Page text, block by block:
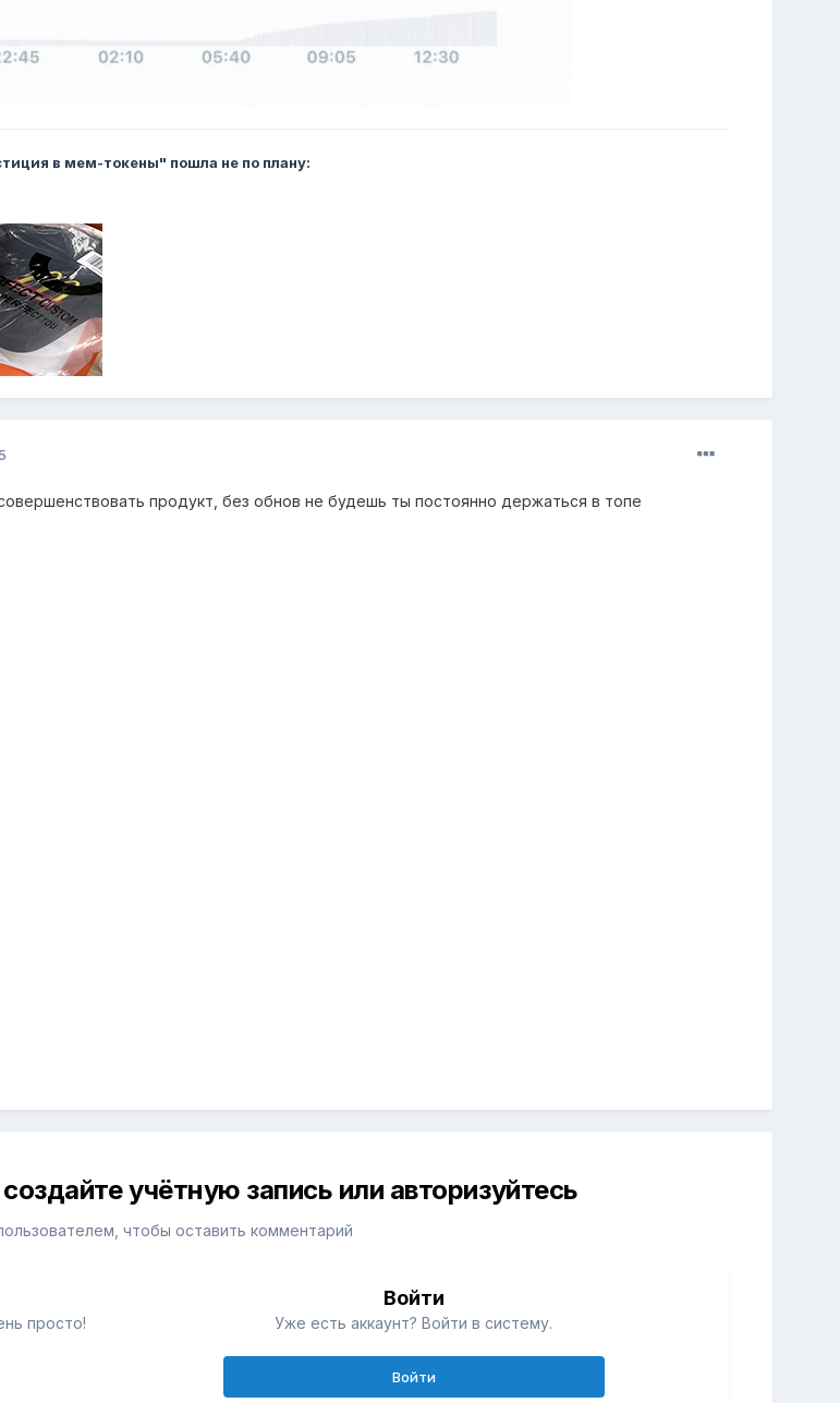
в мем-токены" пошла не по плану:
продукт, без обнов не будешь ты постоянно держаться в топе
учётную запись или авторизуйтесь
чтобы оставить комментарий
просто!
Войти
Уже есть аккаунт? Войти в систему.
Войти